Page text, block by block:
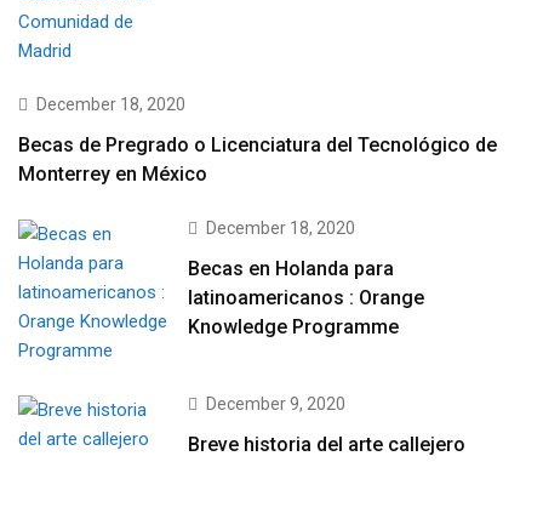
December 18, 2020
Becas de Pregrado o Licenciatura del Tecnológico de
Monterrey en México
December 18, 2020
Becas en Holanda para
latinoamericanos : Orange
Knowledge Programme
December 9, 2020
Breve historia del arte callejero